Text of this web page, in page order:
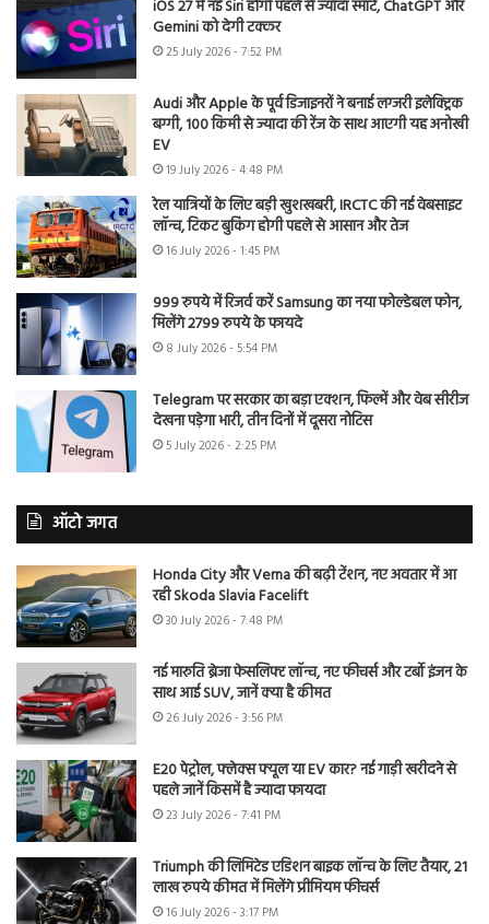
iOS 27 में नई Siri होगी पहले से ज्यादा स्मार्ट, ChatGPT और
Gemini को देगी टक्कर
25 July 2026 - 7:52 PM
Audi और Apple के पूर्व डिजाइनरों ने बनाई लग्जरी इलेक्ट्रिक
बग्गी, 100 किमी से ज्यादा की रेंज के साथ आएगी यह अनोखी
EV
19 July 2026 - 4:48 PM
रेल यात्रियों के लिए बड़ी खुशखबरी, IRCTC की नई वेबसाइट
लॉन्च, टिकट बुकिंग होगी पहले से आसान और तेज
16 July 2026 - 1:45 PM
999 रुपये में रिजर्व करें Samsung का नया फोल्डेबल फोन,
मिलेंगे 2799 रुपये के फायदे
8 July 2026 - 5:54 PM
Telegram पर सरकार का बड़ा एक्शन, फिल्में और वेब सीरीज
देखना पड़ेगा भारी, तीन दिनों में दूसरा नोटिस
5 July 2026 - 2:25 PM
ऑटो जगत
Honda City और Verna की बढ़ी टेंशन, नए अवतार में आ
रही Skoda Slavia Facelift
30 July 2026 - 7:48 PM
नई मारुति ब्रेजा फेसलिफ्ट लॉन्च, नए फीचर्स और टर्बो इंजन के
साथ आई SUV, जानें क्या है कीमत
26 July 2026 - 3:56 PM
E20 पेट्रोल, फ्लेक्स फ्यूल या EV कार? नई गाड़ी खरीदने से
पहले जानें किसमें है ज्यादा फायदा
23 July 2026 - 7:41 PM
Triumph की लिमिटेड एडिशन बाइक लॉन्च के लिए तैयार, 21
लाख रुपये कीमत में मिलेंगे प्रीमियम फीचर्स
16 July 2026 - 3:17 PM